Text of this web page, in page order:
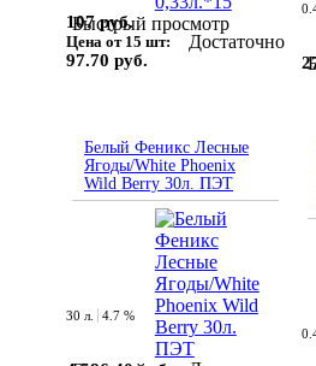
Быстрый просмотр
107 руб.
Цена от 15 шт:
97.70 руб.
Достаточно
Белый Феникс Лесные
Ягоды/White Phoenix
Wild Berry 30л. ПЭТ
30 л. 4.7 %